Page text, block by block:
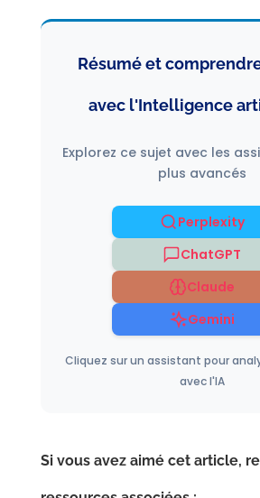
Résumé et
avec l'Intelligence
Explorez ce sujet avec les
plus avancés
Perplexity
ChatGPT
Claude
Gemini
Cliquez sur un assistant pour
avec l'IA
Si vous avez aimé cet article,